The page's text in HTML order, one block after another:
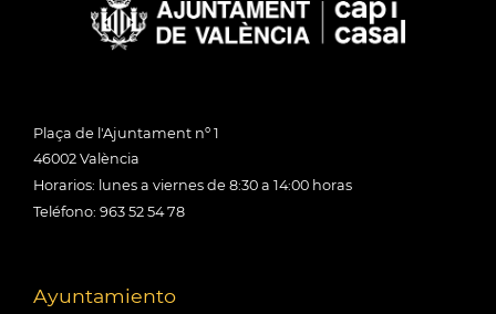
Plaça de l'Ajuntament nº 1
46002 València
Horarios: lunes a viernes de 8:30 a 14:00 horas
Teléfono: 963 52 54 78
Ayuntamiento